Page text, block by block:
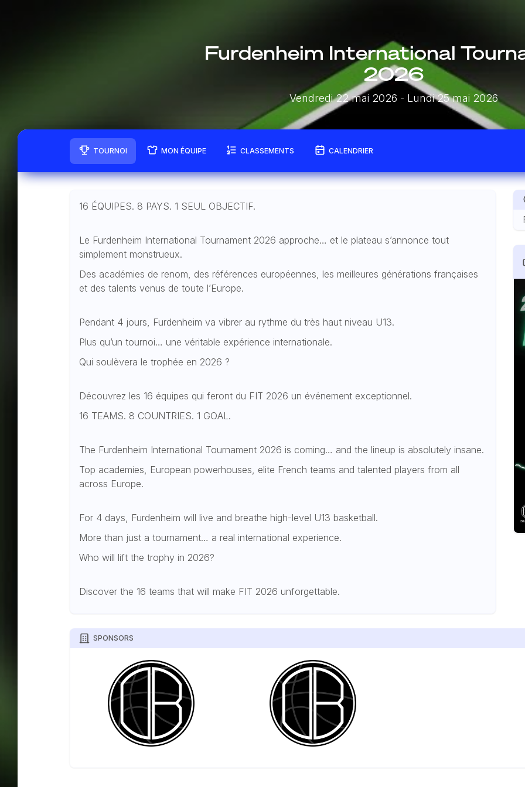
Furdenheim International
2026
Vendredi 22 mai 2026 - Lundi 25 mai 2026
TOURNOI MON ÉQUIPE CLASSEMENTS CALENDRIER
16 ÉQUIPES. 8 PAYS. 1 SEUL OBJECTIF.
Le Furdenheim International Tournament 2026 approche… et le plateau s’annonce tout
simplement monstrueux.
Des académies de renom, des références européennes, les meilleures générations françaises
et des talents venus de toute l’Europe.
Pendant 4 jours, Furdenheim va vibrer au rythme du très haut niveau U13.
Plus qu’un tournoi… une véritable expérience internationale.
Qui soulèvera le trophée en 2026 ?
Découvrez les 16 équipes qui feront du FIT 2026 un événement exceptionnel.
16 TEAMS. 8 COUNTRIES. 1 GOAL.
The Furdenheim International Tournament 2026 is coming… and the lineup is absolutely insane.
Top academies, European powerhouses, elite French teams and talented players from all
across Europe.
For 4 days, Furdenheim will live and breathe high-level U13 basketball.
More than just a tournament… a real international experience.
Who will lift the trophy in 2026?
Discover the 16 teams that will make FIT 2026 unforgettable.
SPONSORS